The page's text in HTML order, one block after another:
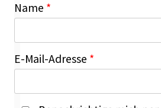
Name *
E-Mail-Adresse *